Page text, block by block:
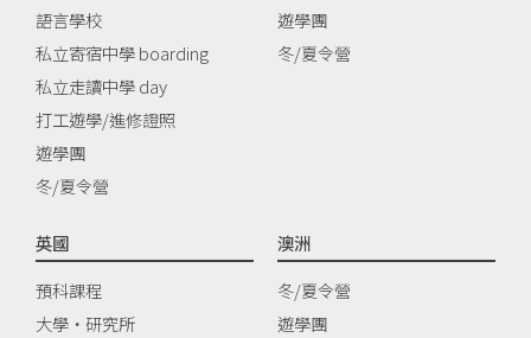
語言學校
私立寄宿中學 boarding
私立走讀中學 day
打工遊學/進修證照
遊學團
冬/夏令營
遊學團
冬/夏令營
英國
預科課程
大學‧研究所
澳洲
冬/夏令營
遊學團